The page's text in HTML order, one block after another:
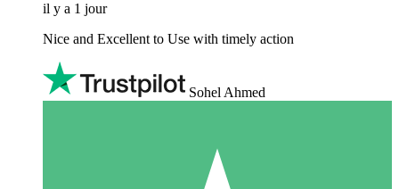
il y a 1 jour
Nice and Excellent to Use with timely action
Sohel Ahmed